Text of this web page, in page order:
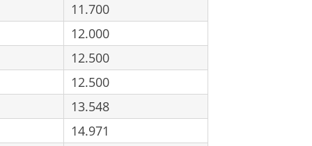
11.700
12.000
12.500
12.500
13.548
14.971